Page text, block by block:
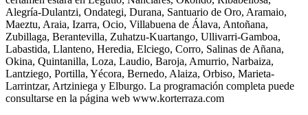
Alegría-Dulantzi, Ondategi, Durana, Santuario de Oro, Aramaio,
Maeztu, Araia, Izarra, Ocio, Villabuena de Álava, Antoñana,
Zubillaga, Berantevilla, Zuhatzu-Kuartango, Ullivarri-Gamboa,
Labastida, Llanteno, Heredia, Elciego, Corro, Salinas de Añana,
Okina, Quintanilla, Loza, Laudio, Baroja, Amurrio, Narbaiza,
Lantziego, Portilla, Yécora, Bernedo, Alaiza, Orbiso, Marieta-
Larrintzar, Artziniega y Elburgo. La programación completa puede
consultarse en la página web www.korterraza.com